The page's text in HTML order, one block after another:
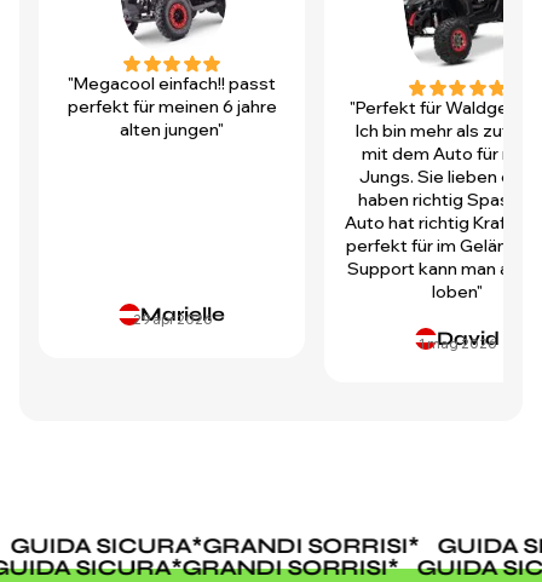
"Megacool einfach!! passt
perfekt für meinen 6 jahre
alten jungen"
Marielle
29 apr 2026
"Perfekt für
Ich bin mehr als
mit dem Auto für
Jungs. Sie lieben es
haben richtig Spass!
Auto hat richtig Kraft
perfekt für im Gelände.
Support kann man auch
loben"
David
1 mag 2026
SICURA*GRANDI SORRISI*
GUIDA
GUIDA SICURA*GRANDI SORRISI* GUIDA